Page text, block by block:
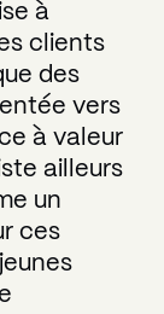
à
clients
des
vers
à valeur
ailleurs
un
ces